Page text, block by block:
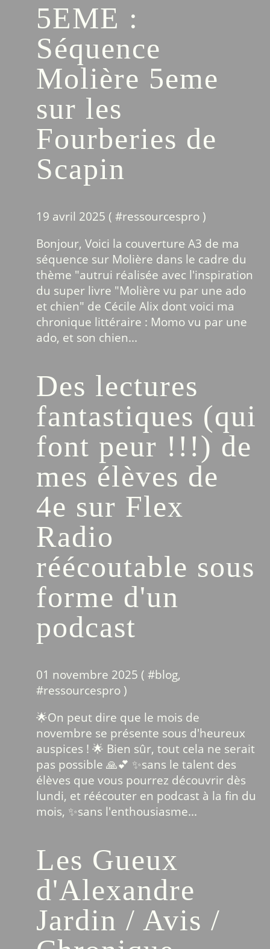
5EME :
Séquence
Molière 5eme
sur les
Fourberies de
Scapin
19 avril 2025 ( #ressourcespro )
Bonjour, Voici la couverture A3 de ma
séquence sur Molière dans le cadre du
thème "autrui réalisée avec l'inspiration
du super livre "Molière vu par une ado
et chien" de Cécile Alix dont voici ma
chronique littéraire : Momo vu par une
ado, et son chien...
Des lectures
fantastiques (qui
font peur !!!) de
mes élèves de
4e sur Flex
Radio
réécoutable sous
forme d'un
podcast
01 novembre 2025 ( #blog,
#ressourcespro )
🌟On peut dire que le mois de
novembre se présente sous d'heureux
auspices ! 🌟 Bien sûr, tout cela ne serait
pas possible 🙏💕 ✨sans le talent des
élèves que vous pourrez découvrir dès
lundi, et réécouter en podcast à la fin du
mois, ✨sans l'enthousiasme...
Les Gueux
d'Alexandre
Jardin / Avis /